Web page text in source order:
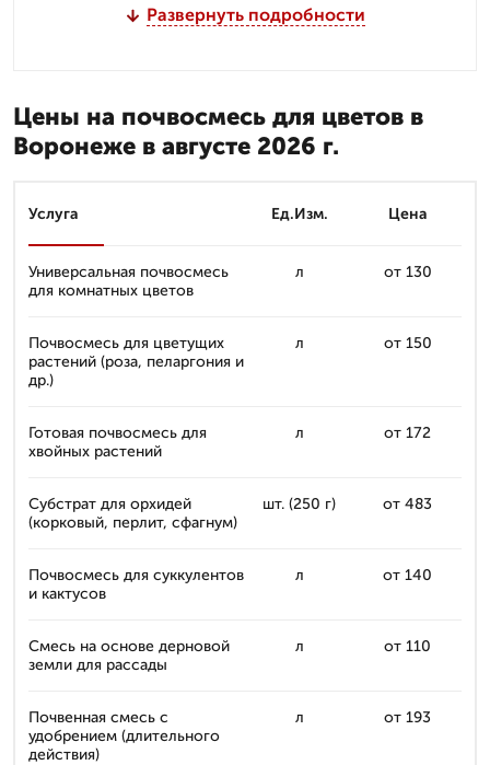
Развернуть подробности
Цены на почвосмесь для цветов в
Воронеже в августе 2026 г.
Услуга Ед.Изм. Цена
Универсальная почвосмесь
для комнатных цветов
л от 130
Почвосмесь для цветущих
растений (роза, пеларгония и
др.)
л от 150
Готовая почвосмесь для
хвойных растений
л от 172
Субстрат для орхидей
(корковый, перлит, сфагнум)
шт. (250 г) от 483
Почвосмесь для суккулентов
и кактусов
л от 140
Смесь на основе дерновой
земли для рассады
л от 110
Почвенная смесь с
удобрением (длительного
действия)
л от 193